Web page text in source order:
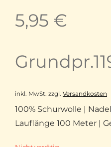
5,95 €
Grundpr.
inkl. MwSt. zzgl. Versandkosten
100% Schurwolle |
Lauflänge 100 Meter |